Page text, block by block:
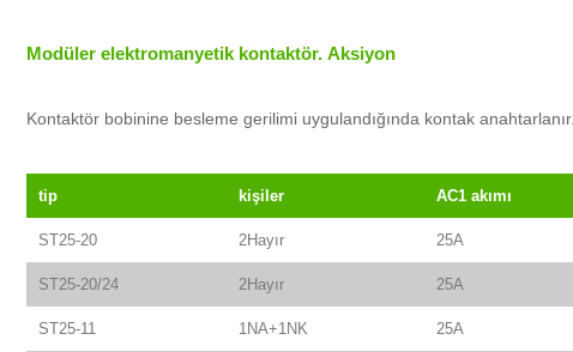
Modüler elektromanyetik kontaktör. Aksiyon
Kontaktör bobinine besleme gerilimi uygulandığında kontak anahtarlanır.
tip kişiler AC1 akımı
ST25-20 2Hayır 25A
ST25-20/24 2Hayır 25A
ST25-11 1NA+1NK 25A